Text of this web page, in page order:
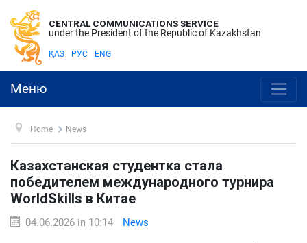
CENTRAL COMMUNICATIONS SERVICE
under the President of the Republic of Kazakhstan
ҚАЗ РУС ENG
Меню
Home News
Казахстанская студентка стала
победителем международного турнира
WorldSkills в Китае
04.06.2026 in 10:14 News